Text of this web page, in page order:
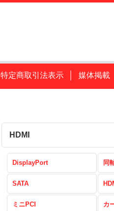
特定商取引法表示 媒体掲載
HDMI
DisplayPort 同
SATA
ミニPCI カ